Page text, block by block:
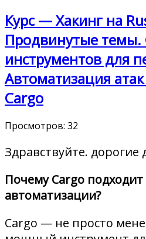
Курс — Хакинг на
Продвинутые темы.
инструментов для
Автоматизация
Cargo
Просмотров: 32
Здравствуйте. дорогие
Почему Cargo подходит
автоматизации?
Cargo — не просто